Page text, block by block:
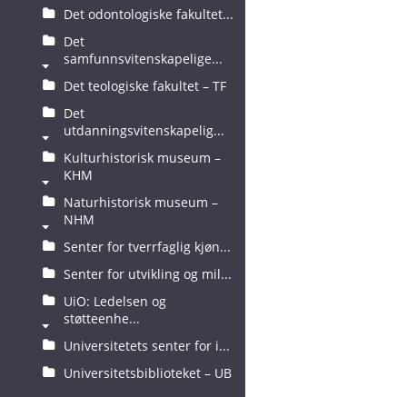
Det odontologiske fakultet...
Det
samfunnsvitenskapelige...
Det teologiske fakultet – TF
Det
utdanningsvitenskapelig...
Kulturhistorisk museum –
KHM
Naturhistorisk museum –
NHM
Senter for tverrfaglig kjøn...
Senter for utvikling og mil...
UiO: Ledelsen og
støtteenhe...
Universitetets senter for i...
Universitetsbiblioteket – UB